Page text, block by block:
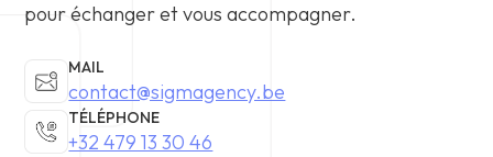
pour échanger et vous accompagner.
MAIL
contact@sigmagency.be
TÉLÉPHONE
+32 479 13 30 46